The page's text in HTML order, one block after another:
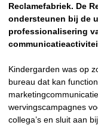
Reclamefabriek. De
ondersteunen bij de
professionalisering
Kindergarden was op
bureau dat kan
wervingscampagnes
collega’s en sluit aan